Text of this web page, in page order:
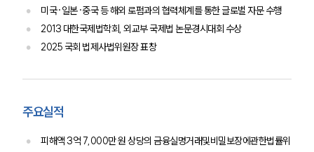
대륜법률상담예약
미국·일본·중국 등 해외 로펌과의 협력체계를 통한 글로벌 자문 수행
2013 대한국제법학회, 외교부 국제법 논문경시대회 수상
2025 국회 법제사법위원장 표창
주요실적
피해액 3억 7,000만 원 상당의 금융실명거래및비밀보장에관한법률위